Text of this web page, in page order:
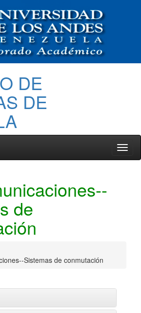
DE
DE
de
Sistemas de conmutación